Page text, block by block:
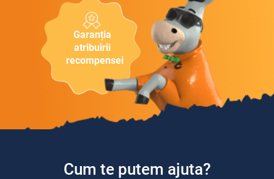
Garanția
atribuirii
recompensei
Cum te putem ajuta?